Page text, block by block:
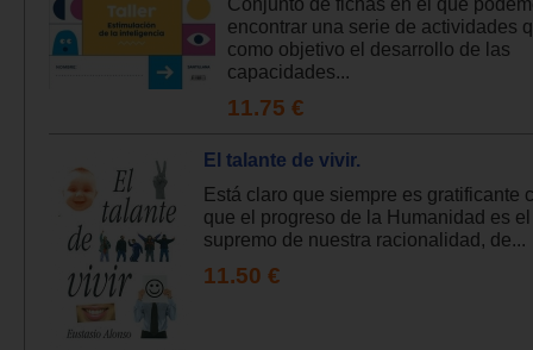
encontrar una serie de actividades
como objetivo el desarrollo de las
capacidades...
11.75 €
El talante de vivir.
Está claro que siempre es gratificante
que el progreso de la Humanidad es
supremo de nuestra racionalidad, de...
11.50 €